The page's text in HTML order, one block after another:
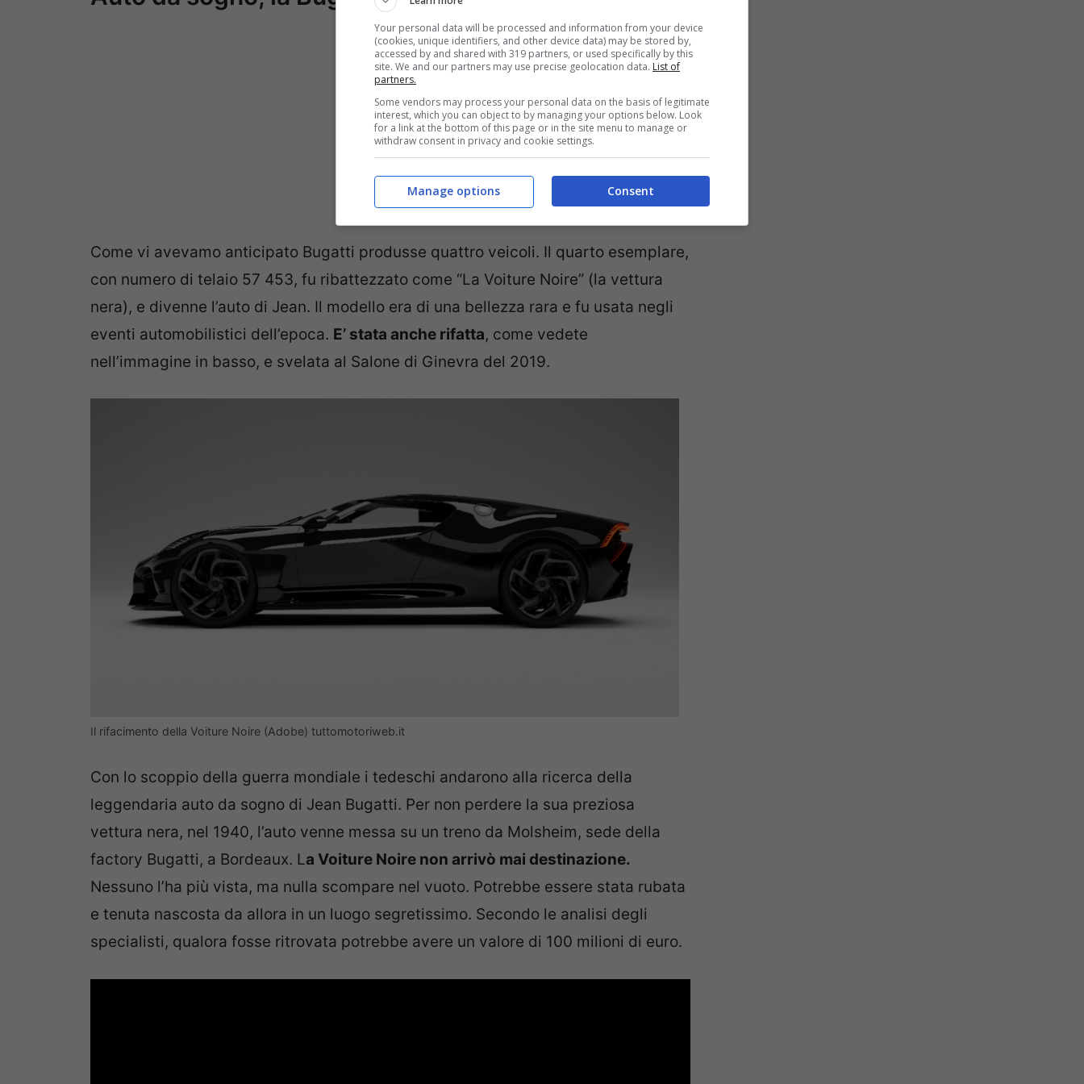
Come vi avevamo anticipato Bugatti produsse quattro veicoli. Il quarto esemplare,
con numero di telaio 57 453, fu ribattezzato come “La Voiture Noire” (la vettura
nera), e divenne l’auto di Jean. Il modello era di una bellezza rara e fu usata negli
eventi automobilistici dell’epoca. E’ stata anche rifatta, come vedete
nell’immagine in basso, e svelata al Salone di Ginevra del 2019.
Il rifacimento della Voiture Noire (Adobe) tuttomotoriweb.it
Con lo scoppio della guerra mondiale i tedeschi andarono alla ricerca della
leggendaria auto da sogno di Jean Bugatti. Per non perdere la sua preziosa
vettura nera, nel 1940, l’auto venne messa su un treno da Molsheim, sede della
factory Bugatti, a Bordeaux. La Voiture Noire non arrivò mai destinazione.
Nessuno l’ha più vista, ma nulla scompare nel vuoto. Potrebbe essere stata rubata
e tenuta nascosta da allora in un luogo segretissimo. Secondo le analisi degli
specialisti, qualora fosse ritrovata potrebbe avere un valore di 100 milioni di euro.
Your personal data will be processed and information from your device
(cookies, unique identifiers, and other device data) may be stored by,
accessed by and shared with 319 partners, or used specifically by this
site. We and our partners may use precise geolocation data. List of
partners.
Some vendors may process your personal data on the basis of legitimate
interest, which you can object to by managing your options below. Look
for a link at the bottom of this page or in the site menu to manage or
withdraw consent in privacy and cookie settings.
Consent
Manage options